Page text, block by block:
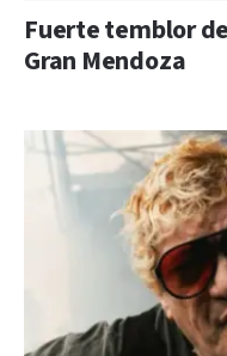
Fuerte temblor
Gran Mendoza